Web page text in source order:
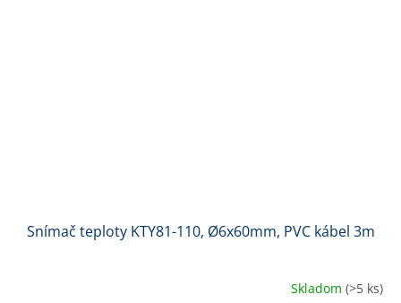
Snímač teploty KTY81-110, Ø6x60mm, PVC kábel 3m
Skladom (>5 ks)